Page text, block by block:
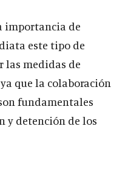
importancia de
este tipo de
las medidas de
que la colaboración
fundamentales
y detención de los